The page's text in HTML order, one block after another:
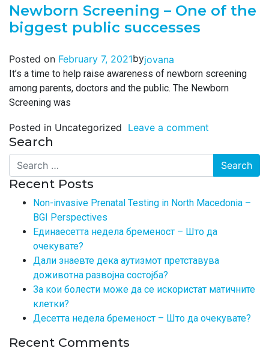
Newborn Screening – One of the
biggest public successes
Posted on February 7, 2021byjovana
It’s a time to help raise awareness of newborn screening
among parents, doctors and the public. The Newborn
Screening was
Posted in Uncategorized Leave a comment
Search
Search
Recent Posts
Non-invasive Prenatal Testing in North Macedonia –
BGI Perspectives
Единаесетта недела бременост – Што да
очекувате?
Дали знаевте дека аутизмот претставува
доживотна развојна состојба?
За кои болести може да се искористат матичните
клетки?
Десетта недела бременост – Што да очекувате?
Recent Comments